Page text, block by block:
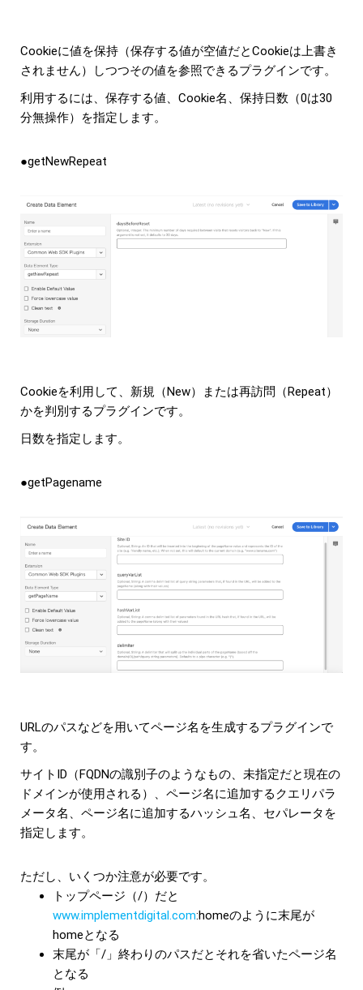
Cookieに値を保持（保存する値が空値だとCookieは上書き
されません）しつつその値を参照できるプラグインです。
利用するには、保存する値、Cookie名、保持日数（0は30
分無操作）を指定します。
●getNewRepeat
Cookieを利用して、新規（New）または再訪問（Repeat）
かを判別するプラグインです。
日数を指定します。
●getPagename
URLのパスなどを用いてページ名を生成するプラグインで
す。
サイトID（FQDNの識別子のようなもの、未指定だと現在の
ドメインが使用される）、ページ名に追加するクエリパラ
メータ名、ページ名に追加するハッシュ名、セパレータを
指定します。
ただし、いくつか注意が必要です。
トップページ（/）だと
www.implementdigital.com:homeのように末尾が
homeとなる
末尾が「/」終わりのパスだとそれを省いたページ名
となる